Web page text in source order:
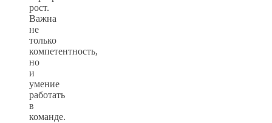
рост.
Важна
не
только
компетентность,
но
и
умение
работать
в
команде.